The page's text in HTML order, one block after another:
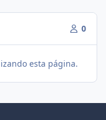
0
esta página.